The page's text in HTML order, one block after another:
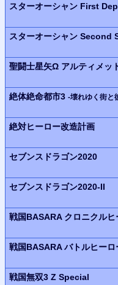
スターオーシャン First
スターオーシャン Second
聖闘士星矢Ω アルティメッ
絶体絶命都市3 -壊れゆく街と
絶対ヒーロー改造計画
セブンスドラゴン2020
セブンスドラゴン2020-II
戦国BASARA クロニクルヒ
戦国BASARA バトルヒーロ
戦国無双3 Z Special